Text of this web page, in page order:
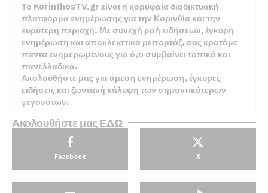
Το KorinthosTV.gr είναι η κορυφαία διαδικτυακή
πλατφόρμα ενημέρωσης για την Κορινθία και την
ευρύτερη περιοχή. Με συνεχή ροή ειδήσεων, έγκυρη
ενημέρωση και αποκλειστικά ρεπορτάζ, σας κρατάμε
πάντα ενημερωμένους για ό,τι συμβαίνει τοπικά και
πανελλαδικά.
Ακολουθήστε μας για άμεση ενημέρωση, έγκυρες
ειδήσεις και ζωντανή κάλυψη των σημαντικότερων
γεγονότων.
Ακολουθήστε μας ΕΔΩ
Facebook X